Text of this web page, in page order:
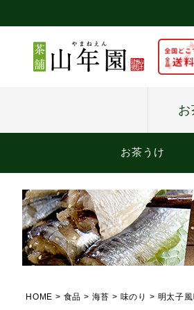
お
お茶うけ
HOME 食品 海苔 味のり 明太子